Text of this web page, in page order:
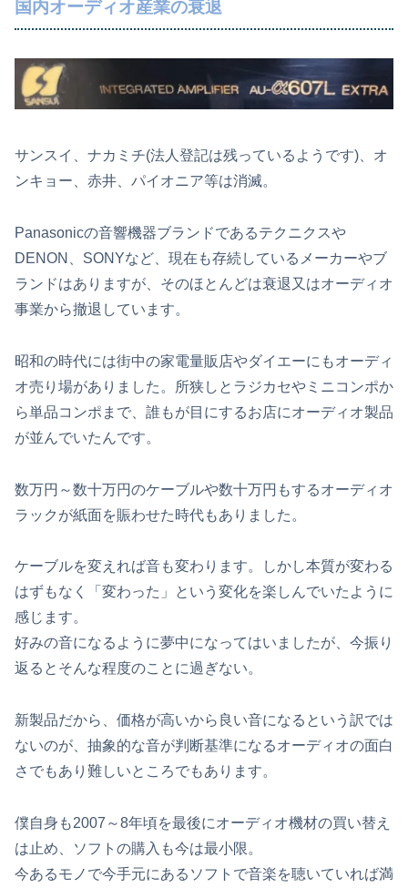
国内オーディオ産業の衰退
サンスイ、ナカミチ(法人登記は残っているようです)、オ
ンキョー、赤井、パイオニア等は消滅。
Panasonicの音響機器ブランドであるテクニクスや
DENON、SONYなど、現在も存続しているメーカーやブ
ランドはありますが、そのほとんどは衰退又はオーディオ
事業から撤退しています。
昭和の時代には街中の家電量販店やダイエーにもオーディ
オ売り場がありました。所狭しとラジカセやミニコンポか
ら単品コンポまで、誰もが目にするお店にオーディオ製品
が並んでいたんです。
数万円～数十万円のケーブルや数十万円もするオーディオ
ラックが紙面を賑わせた時代もありました。
ケーブルを変えれば音も変わります。しかし本質が変わる
はずもなく「変わった」という変化を楽しんでいたように
感じます。
好みの音になるように夢中になってはいましたが、今振り
返るとそんな程度のことに過ぎない。
新製品だから、価格が高いから良い音になるという訳では
ないのが、抽象的な音が判断基準になるオーディオの面白
さでもあり難しいところでもあります。
僕自身も2007～8年頃を最後にオーディオ機材の買い替え
は止め、ソフトの購入も今は最小限。
今あるモノで今手元にあるソフトで音楽を聴いていれば満